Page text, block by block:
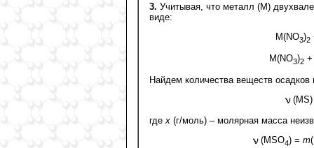
3. Учитывая, что металл (M)
виде:
M(NO3)2
M(NO3)2
Найдем количества веществ
где x (г/моль) – молярная масса
(MSO4) = m